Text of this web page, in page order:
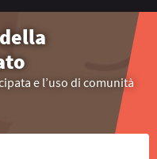
e l’uso di comunità